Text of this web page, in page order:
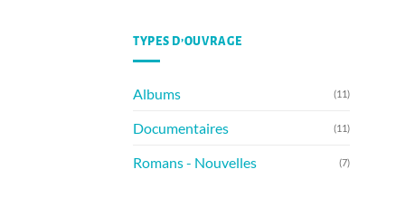
TYPES D’OUVRAGE
Albums (11)
Documentaires (11)
Romans - Nouvelles (7)